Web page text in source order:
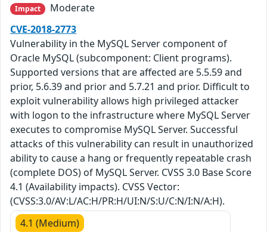
Impact
Moderate
CVE-2018-2773
Vulnerability in the MySQL Server component of
Oracle MySQL (subcomponent: Client programs).
Supported versions that are affected are 5.5.59 and
prior, 5.6.39 and prior and 5.7.21 and prior. Difficult to
exploit vulnerability allows high privileged attacker
with logon to the infrastructure where MySQL Server
executes to compromise MySQL Server. Successful
attacks of this vulnerability can result in unauthorized
ability to cause a hang or frequently repeatable crash
(complete DOS) of MySQL Server. CVSS 3.0 Base Score
4.1 (Availability impacts). CVSS Vector:
(CVSS:3.0/AV:L/AC:H/PR:H/UI:N/S:U/C:N/I:N/A:H).
4.1 (Medium)